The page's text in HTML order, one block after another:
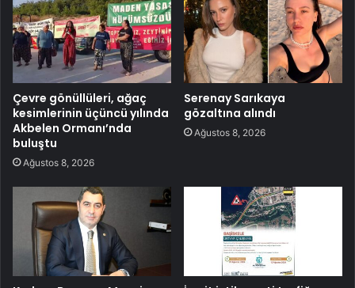
Çevre gönüllüleri, ağaç
kesimlerinin üçüncü yılında
Akbelen Ormanı’nda
buluştu
Ağustos 8, 2026
Serenay Sarıkaya
gözaltına alındı
Ağustos 8, 2026